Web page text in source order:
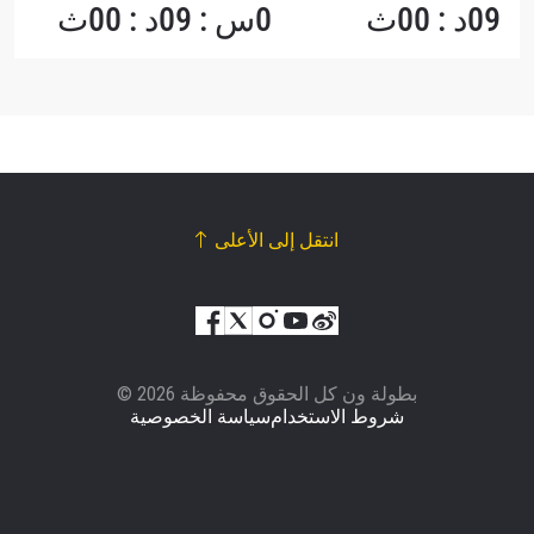
09د : 00ث 0س : 09د : 00ث
انتقل إلى الأعلى
© بطولة ون كل الحقوق محفوظة 2026
سياسة الخصوصيةشروط الاستخدام